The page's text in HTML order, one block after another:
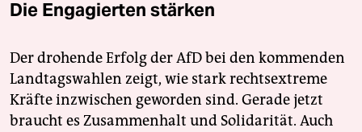
Die Engagierten stärken
Der drohende Erfolg der AfD bei den kommenden
Landtagswahlen zeigt, wie stark rechtsextreme
Kräfte inzwischen geworden sind. Gerade jetzt
braucht es Zusammenhalt und Solidarität. Auch